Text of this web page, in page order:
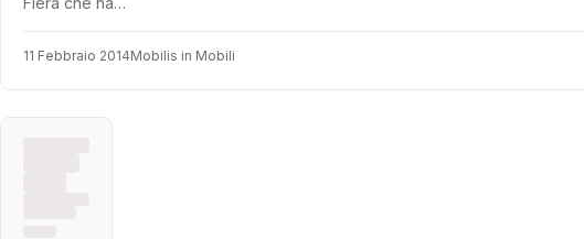
11 Febbraio 2014Mobilis in Mobili